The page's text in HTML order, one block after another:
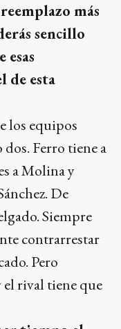
más
sencillo
esas
de esta
los equipos
Ferro tiene a
a Molina y
De
Siempre
contrarrestar
Pero
el rival tiene que